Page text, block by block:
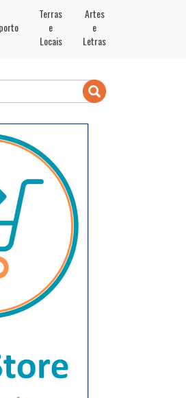
Terras
e
Locais
Artes
e
Letras